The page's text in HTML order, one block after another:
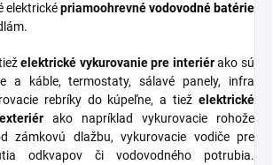
elektricképriamoohrevnévodovodné batérie
elektrické vykurovanie pre interiérako sú
a káble, termostaty, sálavé panely, infra
rebríky do kúpeľne, a tiež elektrické
ako napríklad vykurovacie rohože
zámkovú dlažbu, vykurovacie vodiče pre
odkvapov či vodovodného potrubia.